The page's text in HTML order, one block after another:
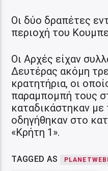
Οι δύο δραπέτες
περιοχή του
Οι Αρχές είχαν
Δευτέρας ακόμη
κρατητήρια, οι
παραμπομπή τους
καταδικάστηκαν με
οδηγήθηκαν στο
«Κρήτη 1».
TAGGED AS